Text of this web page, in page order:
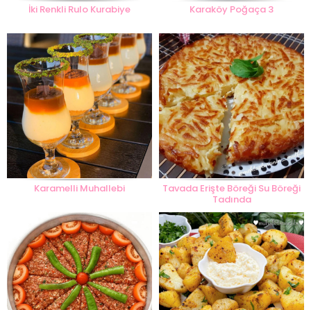
İki Renkli Rulo Kurabiye Karaköy Poğaça 3
Karamelli Muhallebi
Tavada Erişte Böreği Su Böreği
Tadında